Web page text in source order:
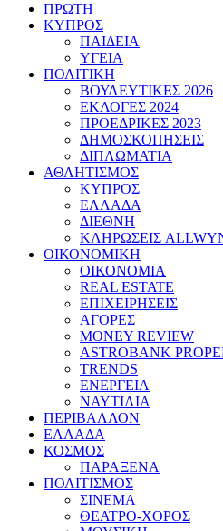
ΠΡΩΤΗ
ΚΥΠΡΟΣ
ΠΑΙΔΕΙΑ
ΥΓΕΙΑ
ΠΟΛΙΤΙΚΗ
ΒΟΥΛΕΥΤΙΚΕΣ 2026
ΕΚΛΟΓΕΣ 2024
ΠΡΟΕΔΡΙΚΕΣ 2023
ΔΗΜΟΣΚΟΠΗΣΕΙΣ
ΔΙΠΛΩΜΑΤΙΑ
ΑΘΛΗΤΙΣΜΟΣ
ΚΥΠΡΟΣ
ΕΛΛΑΔΑ
ΔΙΕΘΝΗ
ΚΛΗΡΩΣΕΙΣ
ΟΙΚΟΝΟΜΙΚΗ
ΟΙΚΟΝΟΜΙΑ
REAL ESTATE
ΕΠΙΧΕΙΡΗΣΕΙΣ
ΑΓΟΡΕΣ
MONEY REVIEW
ASTROBANK
TRENDS
ΕΝΕΡΓΕΙΑ
ΝΑΥΤΙΛΙΑ
ΠΕΡΙΒΑΛΛΟΝ
ΕΛΛΑΔΑ
ΚΟΣΜΟΣ
ΠΑΡΑΞΕΝΑ
ΠΟΛΙΤΙΣΜΟΣ
ΣΙΝΕΜΑ
ΘΕΑΤΡΟ-ΧΟΡΟΣ